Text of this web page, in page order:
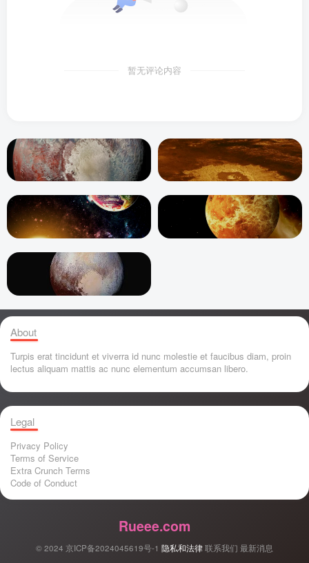
暂无评论内容
About
Turpis erat tincidunt et viverra id nunc molestie et faucibus diam, proin
lectus aliquam mattis ac nunc elementum accumsan libero.
Legal
Privacy Policy
Terms of Service
Extra Crunch Terms
Code of Conduct
Rueee.com
© 2024 京ICP备2024045619号-1 隐私和法律联系我们 最新消息